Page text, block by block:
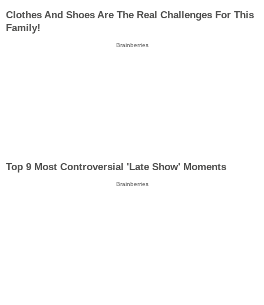
Clothes And Shoes Are The Real Challenges For This
Family!
Brainberries
Top 9 Most Controversial 'Late Show' Moments
Brainberries